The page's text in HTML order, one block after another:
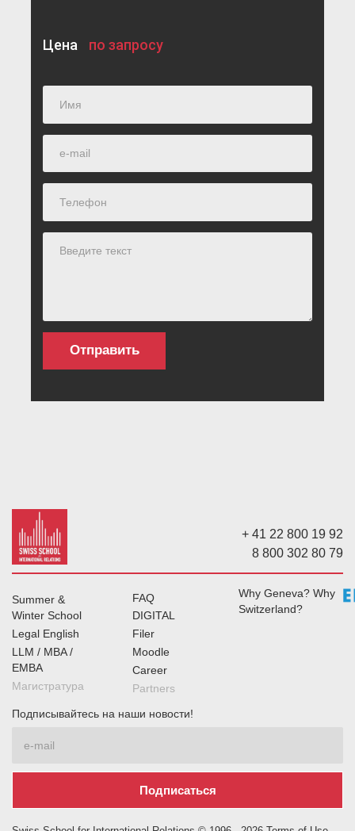
Цена по запросу
FAQ
DIGITAL
Filer
Moodle
Career
Partners
Summer &
Winter School
Legal English
LLM / MBA /
EMBA
Магистратура
Why Geneva? Why
Switzerland?
+ 41 22 800 19 92
8 800 302 80 79
Подписывайтесь на наши новости!